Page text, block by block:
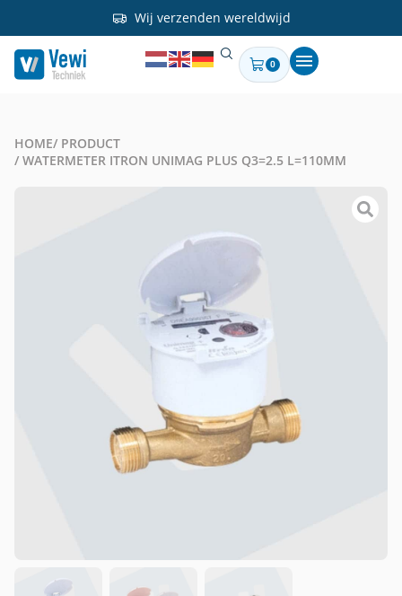
Wij verzenden wereldwijd
0
HOME/ PRODUCT
/ WATERMETER ITRON UNIMAG PLUS Q3=2.5 L=110MM